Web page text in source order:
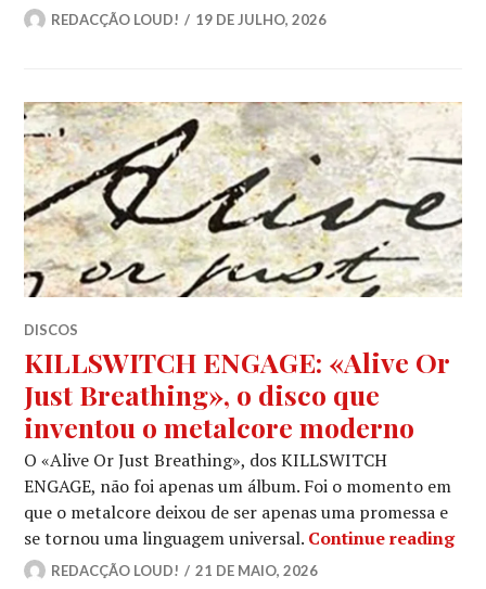
REDACÇÃO LOUD! 19 DE JULHO, 2026
DISCOS
KILLSWITCH ENGAGE: «Alive Or
Just Breathing», o disco que
inventou o metalcore moderno
O «Alive Or Just Breathing», dos KILLSWITCH
ENGAGE, não foi apenas um álbum. Foi o momento em
que o metalcore deixou de ser apenas uma promessa e
se tornou uma linguagem universal. Continue reading
REDACÇÃO LOUD! 21 DE MAIO, 2026